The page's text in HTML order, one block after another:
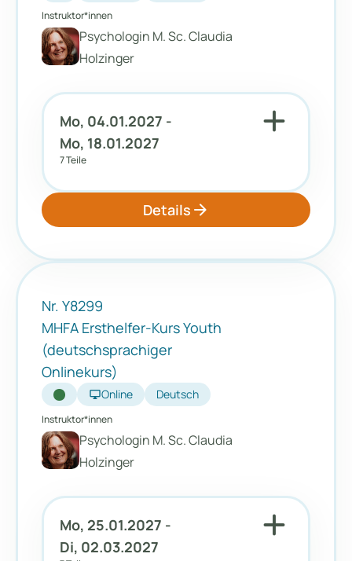
Instruktor*innen
Psychologin M. Sc. Claudia
Holzinger
Mo, 04.01.2027 -
Mo, 18.01.2027
7 Teile
add
Details arrow_forward
Nr. Y8299
MHFA Ersthelfer-Kurs Youth
(deutschsprachiger
Onlinekurs)
desktop_windowsOnline Deutsch
Instruktor*innen
Psychologin M. Sc. Claudia
Holzinger
Mo, 25.01.2027 -
Di, 02.03.2027
add